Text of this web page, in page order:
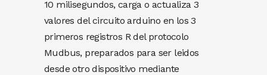
10 milisegundos, carga o actualiza 3
valores del circuito arduino en los 3
primeros registros R del protocolo
Mudbus, preparados para ser leidos
desde otro dispositivo mediante